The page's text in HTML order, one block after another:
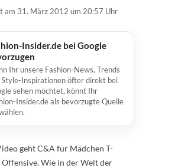
am 31. März 2012 um 20:57 Uhr
Insider.de bei Google
Ihr unsere Fashion-News, Trends
Style-Inspirationen öfter direkt bei
sehen möchtet, könnt Ihr
Insider.de als bevorzugte Quelle
geht C&A für Mädchen T-
Wie in der Welt der